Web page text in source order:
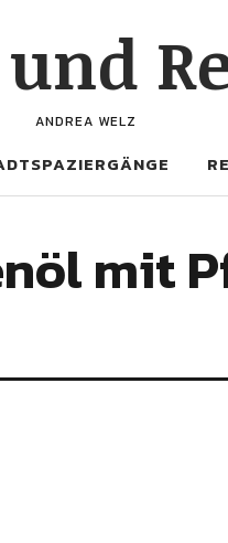
ANDREA WELZ
mit